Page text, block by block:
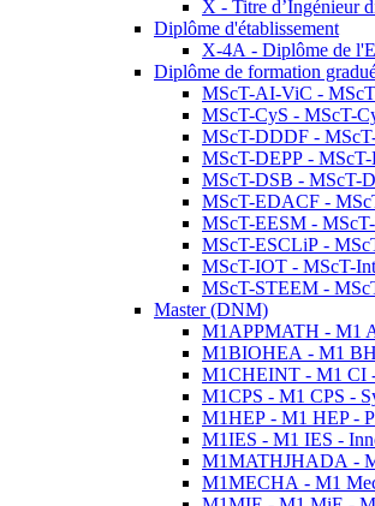
X - Titre d’Ingénieur
Diplôme d'établissement
X-4A - Diplôme de
Diplôme de formation
MScT-AI-ViC -
MScT-CyS - MScT-
MScT-DDDF -
MScT-DEPP -
MScT-DSB - MScT-
MScT-EDACF -
MScT-EESM -
MScT-ESCLiP -
MScT-IOT - MScT-
MScT-STEEM -
Master (DNM)
M1APPMATH - M1
M1BIOHEA - M1
M1CHEINT - M1 CI
M1CPS - M1 CPS -
M1HEP - M1 HEP -
M1IES - M1 IES -
M1MATHJHADA -
M1MECHA - M1